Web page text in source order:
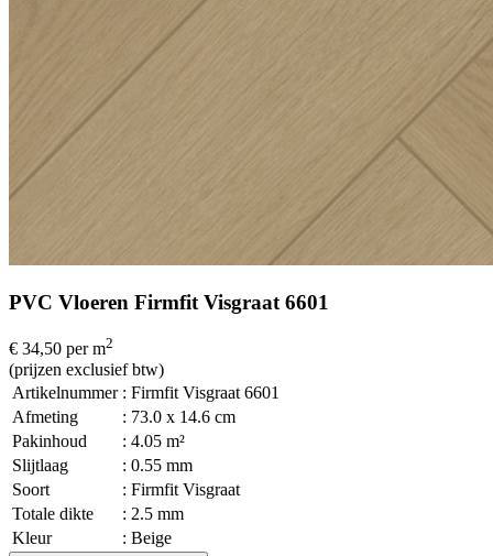
PVC Vloeren Firmfit Visgraat 6601
€ 34,50 per m2
(prijzen exclusief btw)
Artikelnummer : Firmfit Visgraat 6601
Afmeting
: 73.0 x 14.6 cm
Pakinhoud
: 4.05 m²
Slijtlaag
: 0.55 mm
Soort
: Firmfit Visgraat
Totale dikte
: 2.5 mm
Kleur
: Beige